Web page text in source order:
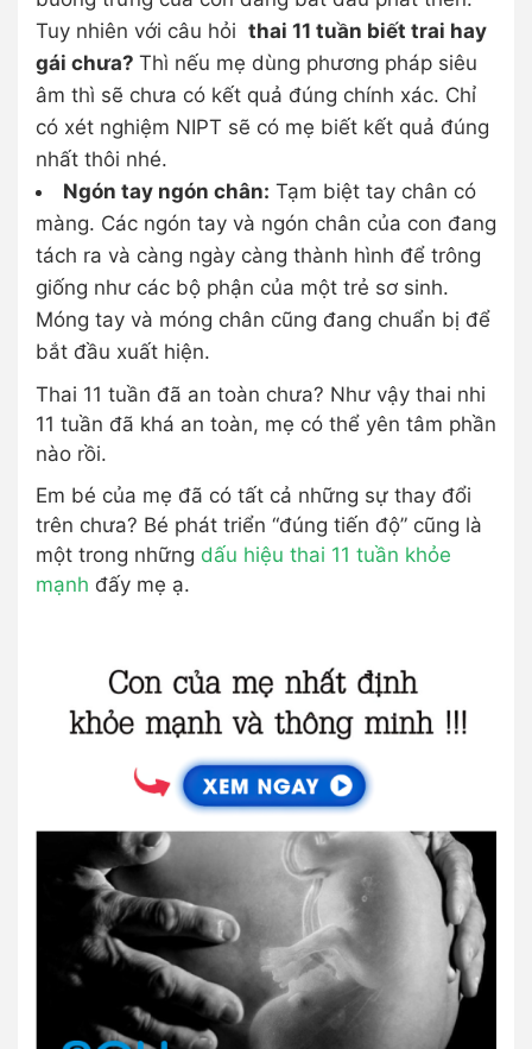
Tuy nhiên với câu hỏi thai 11 tuần biết trai hay
gái chưa? Thì nếu mẹ dùng phương pháp siêu
âm thì sẽ chưa có kết quả đúng chính xác. Chỉ
có xét nghiệm NIPT sẽ có mẹ biết kết quả đúng
nhất thôi nhé.
Ngón tay ngón chân: Tạm biệt tay chân có
màng. Các ngón tay và ngón chân của con đang
tách ra và càng ngày càng thành hình để trông
giống như các bộ phận của một trẻ sơ sinh.
Móng tay và móng chân cũng đang chuẩn bị để
bắt đầu xuất hiện.
Thai 11 tuần đã an toàn chưa? Như vậy thai nhi
11 tuần đã khá an toàn, mẹ có thể yên tâm phần
nào rồi.
Em bé của mẹ đã có tất cả những sự thay đổi
trên chưa? Bé phát triển “đúng tiến độ” cũng là
một trong những dấu hiệu thai 11 tuần khỏe
mạnh đấy mẹ ạ.